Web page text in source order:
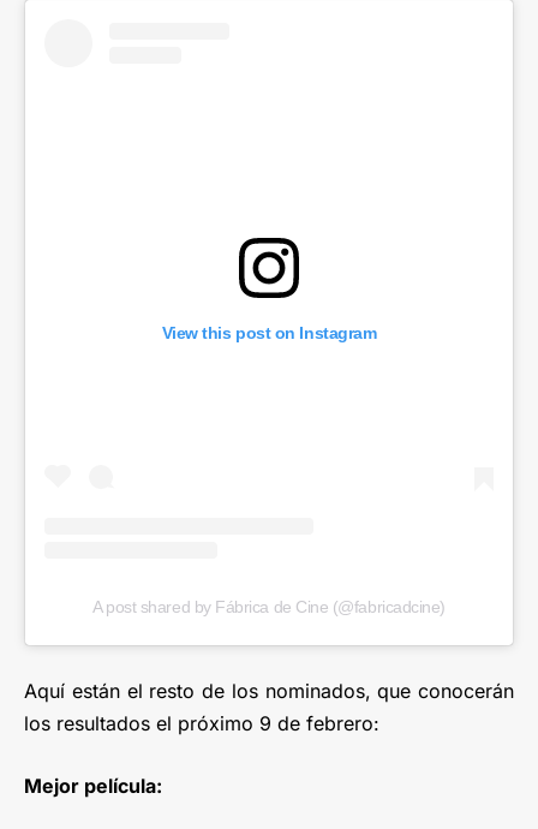
View this post on Instagram
A post shared by Fábrica de Cine (@fabricadcine)
Aquí están el resto de los nominados, que conocerán
los resultados el próximo 9 de febrero:
Mejor película: